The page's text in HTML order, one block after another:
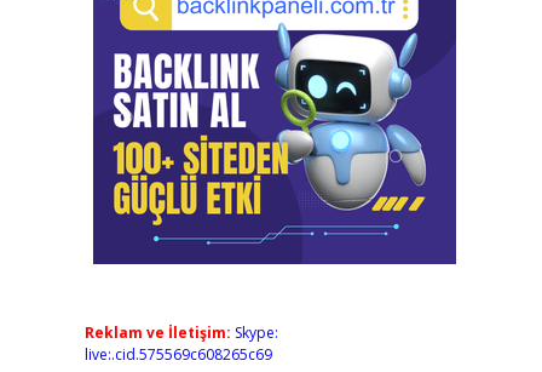
Reklam ve İletişim: Skype:
live:.cid.575569c608265c69